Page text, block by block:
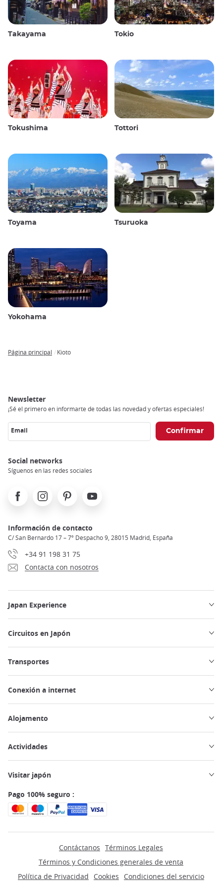
Takayama Tokio
Tokushima Tottori
Toyama Tsuruoka
Yokohama
Página principal Kioto
Newsletter
¡Sé el primero en informarte de todas las novedad y ofertas especiales!
Email
Social networks
Síguenos en las redes sociales
FacebookInstagramPinterest Youtube
Información de contacto
C/ San Bernardo 17 – 7º Despacho 9, 28015 Madrid, España
+34 91 198 31 75
Contacta con nosotros
Japan Experience
Circuitos en Japón
Transportes
Conexión a internet
Alojamento
Actividades
Visitar japón
Pago 100% seguro :
Contáctanos Términos Legales
Términos y Condiciones generales de venta
Política de Privacidad
Cookies Condiciones del servicio